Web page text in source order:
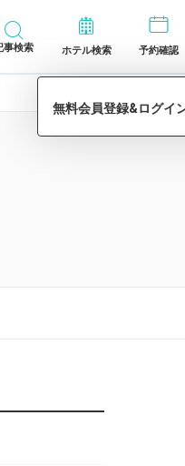
事検索 ホテル検索 予約確認